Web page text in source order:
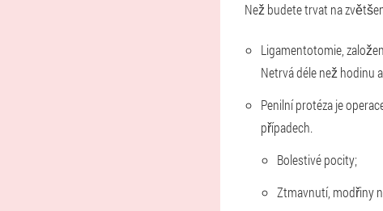
Než budete trvat na
Ligamentotomie,
Netrvá déle než hodinu
Penilní protéza je
případech.
Bolestivé pocity;
Ztmavnutí, modřiny